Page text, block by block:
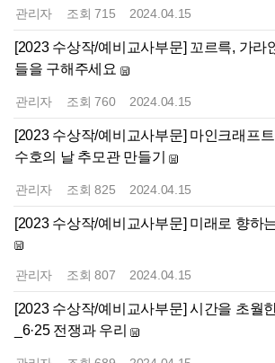
관리자 조회715 2024.04.15
[2023 수상작/예비교사부문] 꼬르륵, 가라
들을 구해주세요
관리자 조회760 2024.04.15
[2023 수상작/예비교사부문] 마인크래프
수호의 날 추모관 만들기
관리자 조회825 2024.04.15
[2023 수상작/예비교사부문] 미래로 향하
관리자 조회807 2024.04.15
[2023 수상작/예비교사부문] 시간을 초월
_6·25 전쟁과 우리